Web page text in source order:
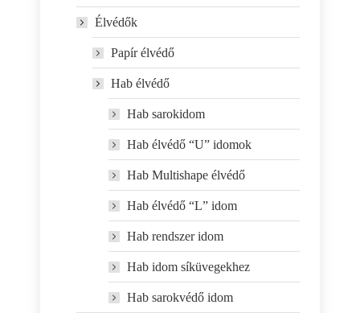
Élvédők
Papír élvédő
Hab élvédő
Hab sarokidom
Hab élvédő “U” idomok
Hab Multishape élvédő
Hab élvédő “L” idom
Hab rendszer idom
Hab idom síküvegekhez
Hab sarokvédő idom